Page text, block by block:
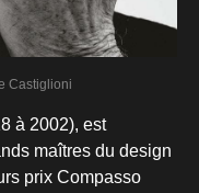
Castiglioni
à 2002), est
maîtres du design
prix Compasso